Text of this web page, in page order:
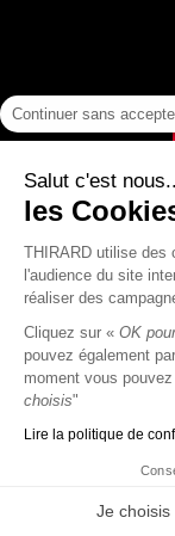
Continuer sans
Salut c'est
les
THIRARD utilise des
l'audience du site
réaliser des
Cliquez sur « OK
pouvez également
moment vous
choisis"
Lire la politique de
Je choisis